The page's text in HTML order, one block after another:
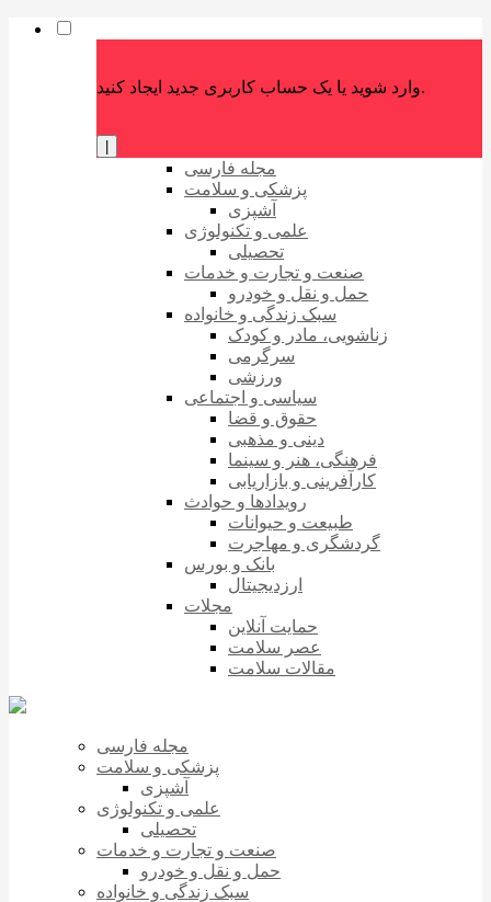
وارد شوید یا یک حساب کاربری جدید ایجاد کنید.
مجله فارسی
پزشکی و سلامت
آشپزی
علمی و تکنولوژی
تحصیلی
صنعت و تجارت و خدمات
حمل و نقل و خودرو
سبک زندگی و خانواده
زناشویی، مادر و کودک
سرگرمی
ورزشی
سیاسی و اجتماعی
حقوق و قضا
دینی و مذهبی
فرهنگی، هنر و سینما
کارآفرینی و بازاریابی
رویدادها و حوادث
طبیعت و حیوانات
گردشگری و مهاجرت
بانک و بورس
ارزدیجیتال
مجلات
حمایت آنلاین
عصر سلامت
مقالات سلامت
مجله فارسی
پزشکی و سلامت
آشپزی
علمی و تکنولوژی
تحصیلی
صنعت و تجارت و خدمات
حمل و نقل و خودرو
سبک زندگی و خانواده